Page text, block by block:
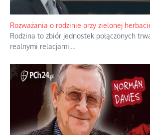
Bezobsługowe muzeum objawień w Alpach
Boże, nikt tego nie pilnuje, nic kompletnie....